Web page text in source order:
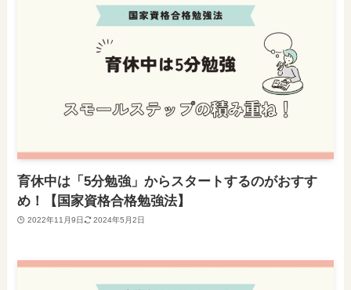
育休中は「5分勉強」からスタートするのがおすす
め！【国家資格合格勉強法】
2022年11月9日 2024年5月2日